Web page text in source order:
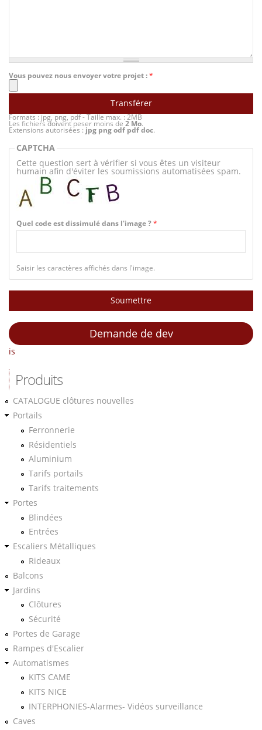
Vous pouvez nous envoyer votre projet :*
Formats : jpg, png, pdf - Taille max. : 2MB
Les fichiers doivent peser moins de 2 Mo.
Extensions autorisées : jpg png odf pdf doc.
CAPTCHA
Cette question sert à vérifier si vous êtes un visiteur
humain afin d'éviter les soumissions automatisées spam.
Quel code est dissimulé dans l'image ?*
Saisir les caractères affichés dans l'image.
Demande de dev
is
Produits
CATALOGUE clôtures nouvelles
Portails
Ferronnerie
Résidentiels
Aluminium
Tarifs portails
Tarifs traitements
Portes
Blindées
Entrées
Escaliers Métalliques
Rideaux
Balcons
Jardins
Clôtures
Sécurité
Portes de Garage
Rampes d'Escalier
Automatismes
KITS CAME
KITS NICE
INTERPHONIES-Alarmes- Vidéos surveillance
Caves